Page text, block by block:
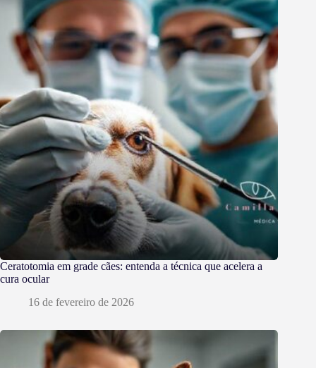
Ceratotomia em grade cães: entenda a técnica que acelera a
cura ocular
16 de fevereiro de 2026